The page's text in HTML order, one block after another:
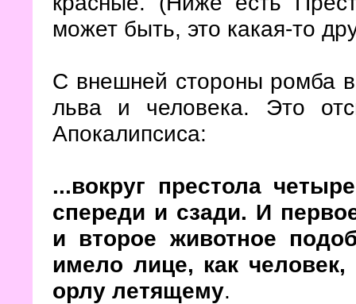
может быть, это какая-то
С внешней стороны ромба
льва и человека. Это
Апокалипсиса:
...вокруг престола
спереди и сзади. И
и второе животное
имело лице, как
орлу летящему.